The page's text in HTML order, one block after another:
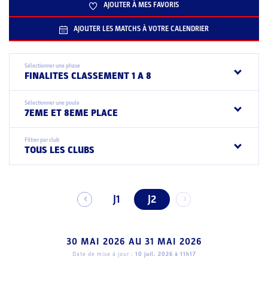
AJOUTER À MES FAVORIS
AJOUTER LES MATCHS À VOTRE CALENDRIER
Sélectionner une phase
FINALITES CLASSEMENT 1 A 8
Sélectionner une poule
7EME ET 8EME PLACE
Filtrer par club
TOUS LES CLUBS
J1 J2
30 MAI 2026 AU 31 MAI 2026
Date de mise à jour : 10 juil. 2026 à 11h17